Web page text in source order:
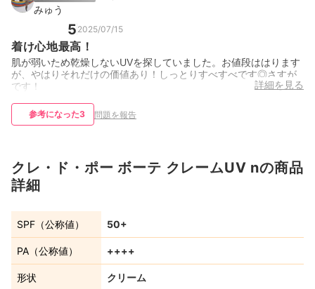
みゅう
5 2025/07/15
着け心地最高！
肌が弱いため乾燥しないUVを探していました。お値段ははります
が、やはりそれだけの価値あり！しっとりすべすべです◎さすが
です！
詳細を見る
参考になった3 問題を報告
クレ・ド・ポー ボーテ クレームUV nの商品
詳細
SPF（公称値） 50+
PA（公称値） ++++
形状 クリーム